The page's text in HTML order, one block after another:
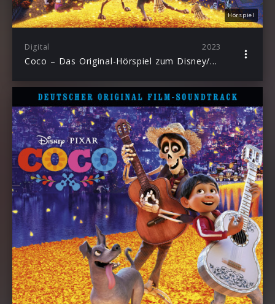
Hörspiel
Digital 2023
Coco – Das Original-Hörspiel zum Disney/Pixar Film